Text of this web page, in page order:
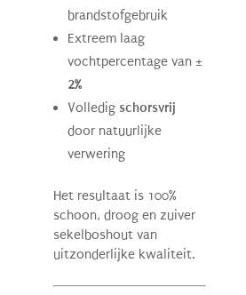
brandstofgebruik
Extreem laag
vochtpercentage van ±
2%
Volledig schorsvrij
door natuurlijke
verwering
Het resultaat is 100%
schoon, droog en zuiver
sekelboshout van
uitzonderlijke kwaliteit.